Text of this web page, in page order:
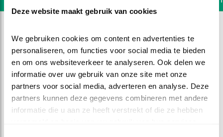
Deze website maakt gebruik van cookies
We gebruiken cookies om content en advertenties te
personaliseren, om functies voor social media te bieden
en om ons websiteverkeer te analyseren. Ook delen we
informatie over uw gebruik van onze site met onze
partners voor social media, adverteren en analyse. Deze
partners kunnen deze gegevens combineren met andere
informatie die u aan ze heeft verstrekt of die ze hebben